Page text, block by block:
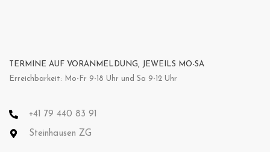
TERMINE AUF VORANMELDUNG, JEWEILS MO-SA
Erreichbarkeit: Mo-Fr 9-18 Uhr und Sa 9-12 Uhr
+41 79 440 83 91
Steinhausen ZG